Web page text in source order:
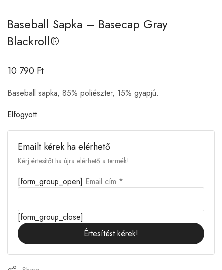
Baseball Sapka – Basecap Gray
Blackroll®
10 790 Ft
Baseball sapka, 85% poliészter, 15% gyapjú.
Elfogyott
Emailt kérek ha elérhető
Kérj értesítőt ha újra elérhető a termék!
[form_group_open] Email cím *
[form_group_close]